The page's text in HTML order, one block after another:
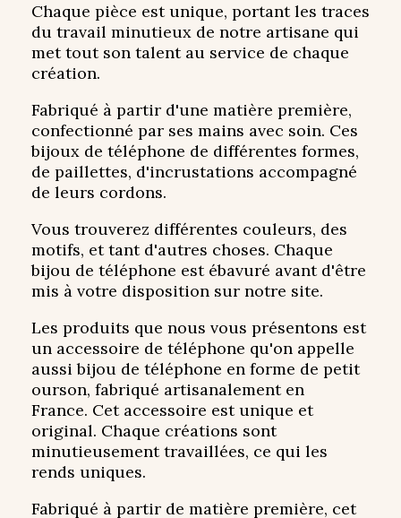
Chaque pièce est unique, portant les traces
du travail minutieux de notre artisane qui
met tout son talent au service de chaque
création.
Fabriqué à partir d'une matière première,
confectionné par ses mains avec soin. Ces
bijoux de téléphone de différentes formes,
de paillettes, d'incrustations accompagné
de leurs cordons.
Vous trouverez différentes couleurs, des
motifs, et tant d'autres choses. Chaque
bijou de téléphone est ébavuré avant d'être
mis à votre disposition sur notre site.
Les produits que nous vous présentons est
un accessoire de téléphone qu'on appelle
aussi bijou de téléphone en forme de petit
ourson, fabriqué artisanalement en
France. Cet accessoire est unique et
original. Chaque créations sont
minutieusement travaillées, ce qui les
rends uniques.
Fabriqué à partir de matière première, cet